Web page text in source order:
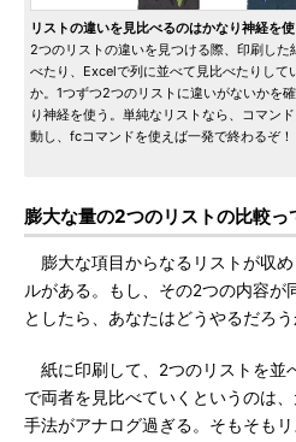
リストの違いを見比べるのはかなり神経を
2つのリストの違いを見つける際、印刷した
べたり、Excelで列に並べて見比べたりして
か。1つずつ2つのリストに違いがないかを
り神経を使う。単純なリストなら、コマン
動し、fcコマンドを使えば一発で終わるぞ！
膨大な量の2つのリストの比較っ
膨大な項目からなるリストが収
ルがある。もし、その2つの内容が
としたら、あなたはどうやるだろう
紙に印刷して、2つのリストを並
で両者を見比べていくというのは
手法がアナログ過ぎる。そもそも